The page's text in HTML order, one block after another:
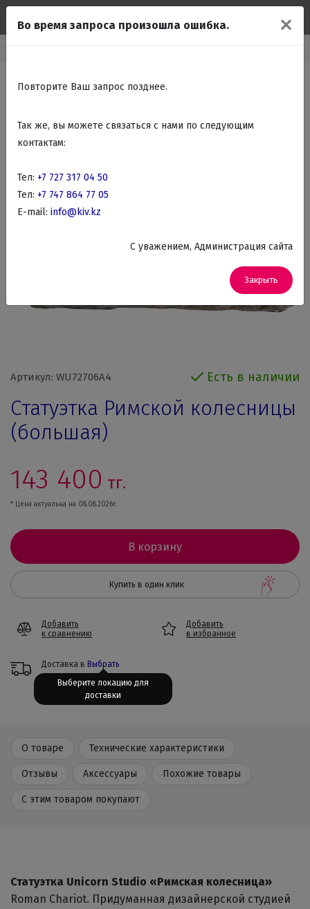
Артикул: WU72706A4 Есть в наличии
Cтатуэтка Римской колесницы
(большая)
143 400 тг.
* Цена актуальна на 08.08.2026г.
В корзину
Купить в один клик
Добавить
к сравнению
Добавить
в избранное
Доставка в Выбрать
О товаре Технические характеристики
Отзывы Аксессуары Похожие товары
С этим товаром покупают
Статуэтка Unicorn Studio «Римская колесница»
Roman Chariot. Придуманная дизайнерской студией
✕
Во время запроса произошла ошибка.
Повторите Ваш запрос позднее.
Так же, вы можете связаться с нами по следующим
контактам:
Тел: +7 727 317 04 50
Тел: +7 747 864 77 05
E-mail: info@kiv.kz
C уважением, Администрация сайта
Закрыть
Выберите локацию для
доставки